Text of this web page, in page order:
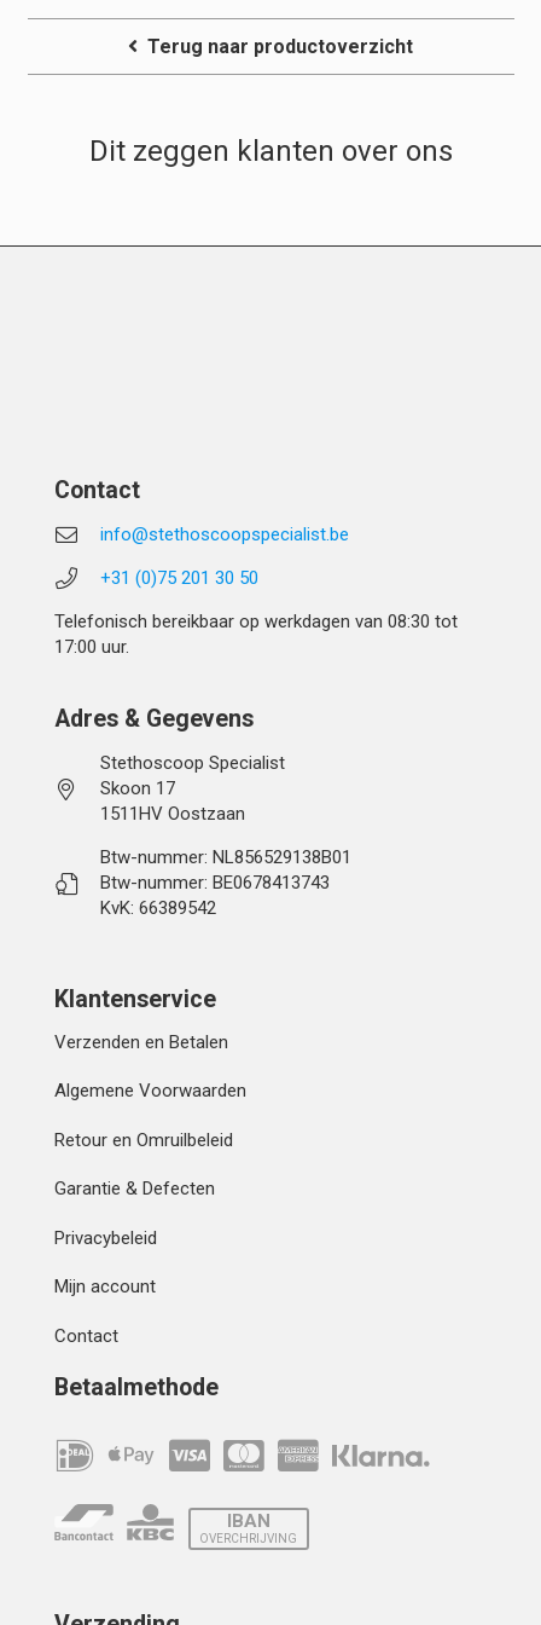
Terug naar productoverzicht
Dit zeggen klanten over ons
Contact
info@stethoscoopspecialist.be
+31 (0)75 201 30 50
Telefonisch bereikbaar op werkdagen van 08:30 tot
17:00 uur.
Adres & Gegevens
Stethoscoop Specialist
Skoon 17
1511HV Oostzaan
Btw-nummer: NL856529138B01
Btw-nummer: BE0678413743
KvK: 66389542
Klantenservice
Verzenden en Betalen
Algemene Voorwaarden
Retour en Omruilbeleid
Garantie & Defecten
Privacybeleid
Mijn account
Contact
Betaalmethode
IBAN
OVERCHRIJVING